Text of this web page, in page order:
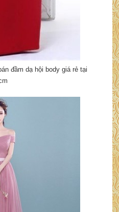
đầm dạ hội body giá rẻ tại